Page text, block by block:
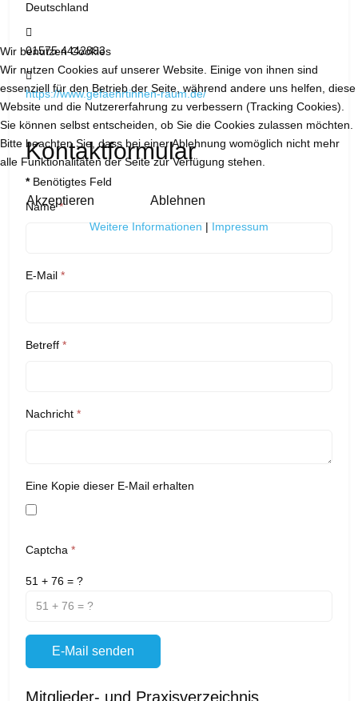
Deutschland
01575 4442893
Website:
https://www.gefaehrtinnen-raum.de/
Kontaktformular
*Benötigtes Feld
Name*
E-Mail *
Betreff *
Nachricht *
Eine Kopie dieser E-Mail erhalten
Captcha *
51 + 76 = ?
E-Mail senden
Mitglieder- und Praxisverzeichnis
Wir benutzen Cookies
Wir nutzen Cookies auf unserer Website. Einige von ihnen sind
essenziell für den Betrieb der Seite, während andere uns helfen, diese
Website und die Nutzererfahrung zu verbessern (Tracking Cookies).
Sie können selbst entscheiden, ob Sie die Cookies zulassen möchten.
Bitte beachten Sie, dass bei einer Ablehnung womöglich nicht mehr
alle Funktionalitäten der Seite zur Verfügung stehen.
Akzeptieren Ablehnen
Weitere Informationen | Impressum